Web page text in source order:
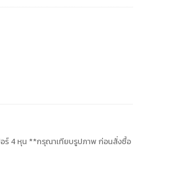
อร์ 4 หุน **กรุณาเทียบรูปภาพ ก่อนสั่งซื้อ